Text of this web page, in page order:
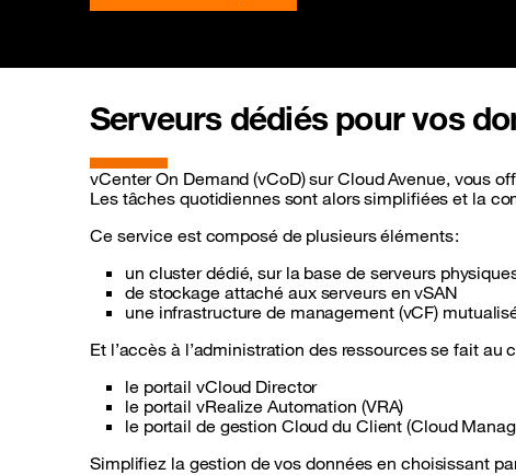
Serveurs dédiés pour vos
vCenter On Demand (vCoD) sur Cloud Avenue, vous
Les tâches quotidiennes sont alors simplifiées et la
Ce service est composé de plusieurs éléments :
un cluster dédié, sur la base de serveurs
de stockage attaché aux serveurs en vSAN
une infrastructure de management (vCF)
Et l’accès à l’administration des ressources se fait au
le portail vCloud Director
le portail vRealize Automation (VRA)
le portail de gestion Cloud du Client (Cloud
Simplifiez la gestion de vos données en choisissant